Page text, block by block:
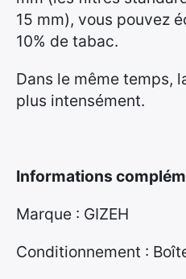
5
15 mm), vous pouvez
10% de tabac.
Dans le même temps,
plus intensément.
Informations
Marque : GIZEH
Conditionnement :